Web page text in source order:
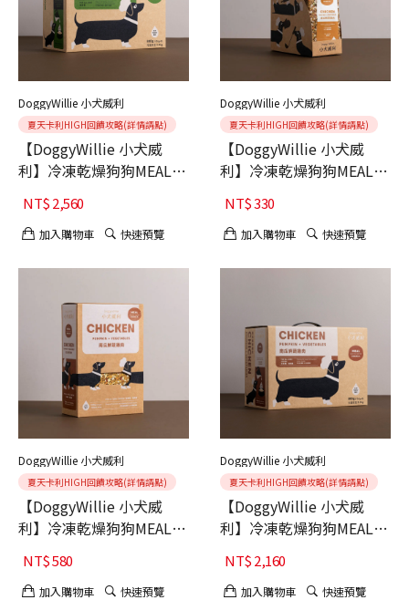
DoggyWillie 小犬威利
夏天卡利HIGH回饋攻略(詳情請點)
【DoggyWillie 小犬威
利】冷凍乾燥狗狗MEAL主
食 青豆蕈菇羊肉 800g
NT$2,560
加入購物車 快速預覽
DoggyWillie 小犬威利
夏天卡利HIGH回饋攻略(詳情請點)
【DoggyWillie 小犬威
利】冷凍乾燥狗狗MEAL主
食 南瓜鮮蔬雞肉 15g 6入
NT$330
加入購物車 快速預覽
DoggyWillie 小犬威利
夏天卡利HIGH回饋攻略(詳情請點)
【DoggyWillie 小犬威
利】冷凍乾燥狗狗MEAL主
食 南瓜鮮蔬雞肉 200g
NT$580
加入購物車 快速預覽
DoggyWillie 小犬威利
夏天卡利HIGH回饋攻略(詳情請點)
【DoggyWillie 小犬威
利】冷凍乾燥狗狗MEAL主
食 南瓜鮮蔬雞肉 800g
NT$2,160
加入購物車 快速預覽